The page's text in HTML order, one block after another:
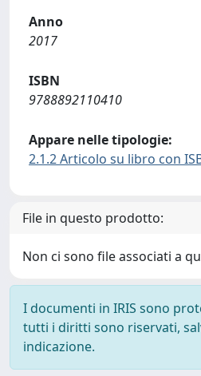
Anno
2017
ISBN
9788892110410
Appare nelle tipologie:
2.1.2 Articolo su libro con
File in questo prodotto:
Non ci sono file associati a
I documenti in IRIS sono
tutti i diritti sono riservati,
indicazione.